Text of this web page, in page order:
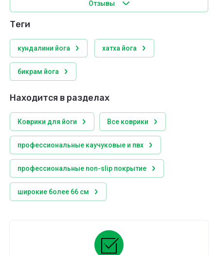
Отзывы
теги
кундалини йога хатха йога
бикрам йога
Находится в разделах
Коврики для йоги Все коврики
профессиональные каучуковые и пвх
профессиональные non-slip покрытие
широкие более 66 см